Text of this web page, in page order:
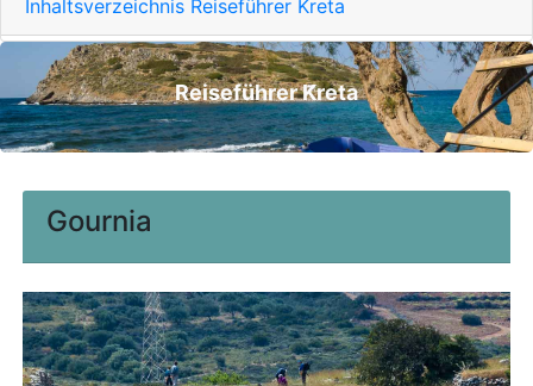
Inhaltsverzeichnis Reiseführer Kreta
Reiseführer Kreta
Gournia